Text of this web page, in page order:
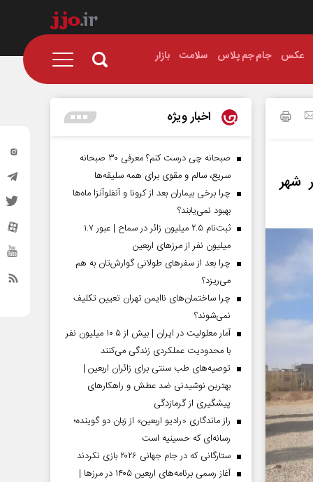
عکس جام جم پلاس سلامت بازار
شهر
اخبار ویژه
صبحانه چی درست کنم؟ معرفی ۳۰ صبحانه
سریع، سالم و مقوی برای همه سلیقه‌ها
چرا برخی بیماران بعد از کرونا و آنفلوآنزا ماه‌ها
بهبود نمی‌یابند؟
ثبت‌نام ۲.۵ میلیون زائر در سماح | عبور ۱.۷
میلیون نفر از مرز‌های اربعین
چرا بعد از سفرهای طولانی گوارش‌تان به هم
می‌ریزد؟
چرا ساختمان‌های ناایمن تهران تعیین تکلیف
نمی‌شوند؟
آمار معلولیت در ایران | بیش از ۱۰.۵ میلیون نفر
با محدودیت عملکردی زندگی می‌کنند
توصیه‌های طب سنتی برای زائران اربعین |
بهترین نوشیدنی ضد عطش و راهکارهای
پیشگیری از گرمازدگی
راز ماندگاری «رادیو اربعین» از زبان دو گوینده؛
رسانه‌ای که حسینیه است
ستارگانی که در جام جهانی ۲۰۲۶ بازی نکردند
آغاز رسمی برنامه‌های اربعین ۱۴۰۵ در مرز‌ها |